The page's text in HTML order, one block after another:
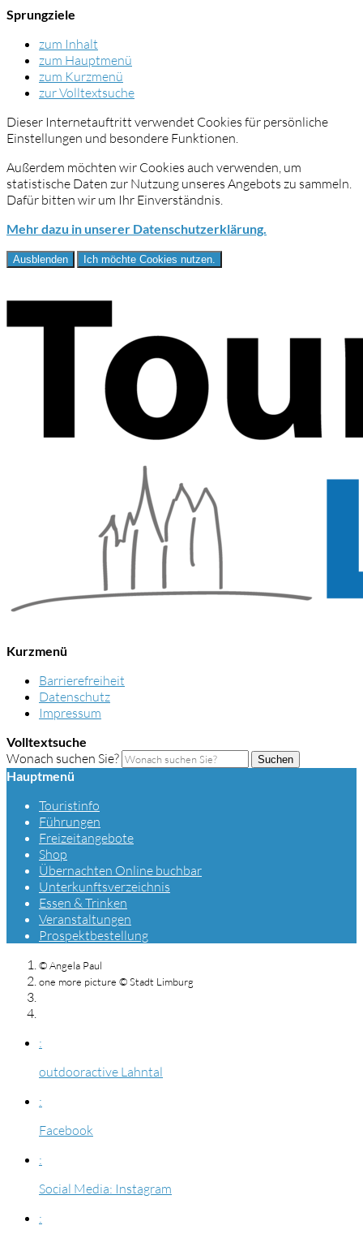
Sprungziele
zum Inhalt
zum Hauptmenü
zum Kurzmenü
zur Volltextsuche
Dieser Internetauftritt verwendet Cookies für persönliche
Einstellungen und besondere Funktionen.
Außerdem möchten wir Cookies auch verwenden, um
statistische Daten zur Nutzung unseres Angebots zu sammeln.
Dafür bitten wir um Ihr Einverständnis.
Mehr dazu in unserer Datenschutzerklärung.
Ausblenden Ich möchte Cookies nutzen.
Kurzmenü
Barrierefreiheit
Datenschutz
Impressum
Volltextsuche
Wonach suchen Sie? Suchen
Hauptmenü
Touristinfo
Führungen
Freizeitangebote
Shop
Übernachten Online buchbar
Unterkunftsverzeichnis
Essen & Trinken
Veranstaltungen
Prospektbestellung
© Angela Paul
one more picture © Stadt Limburg
:
outdooractive Lahntal
:
Facebook
:
Social Media: Instagram
: